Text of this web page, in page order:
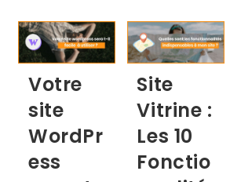
Votre
site
WordPr
ess
Site
Vitrine :
Les 10
Fonctio